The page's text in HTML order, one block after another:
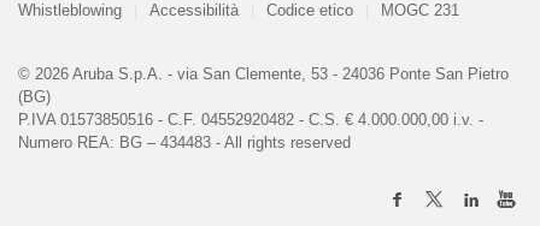
Whistleblowing
Accessibilità Codice etico MOGC 231
© 2026 Aruba S.p.A. - via San Clemente, 53 - 24036 Ponte San Pietro
(BG)
P.IVA 01573850516 - C.F. 04552920482 - C.S. € 4.000.000,00 i.v. -
Numero REA: BG – 434483 - All rights reserved